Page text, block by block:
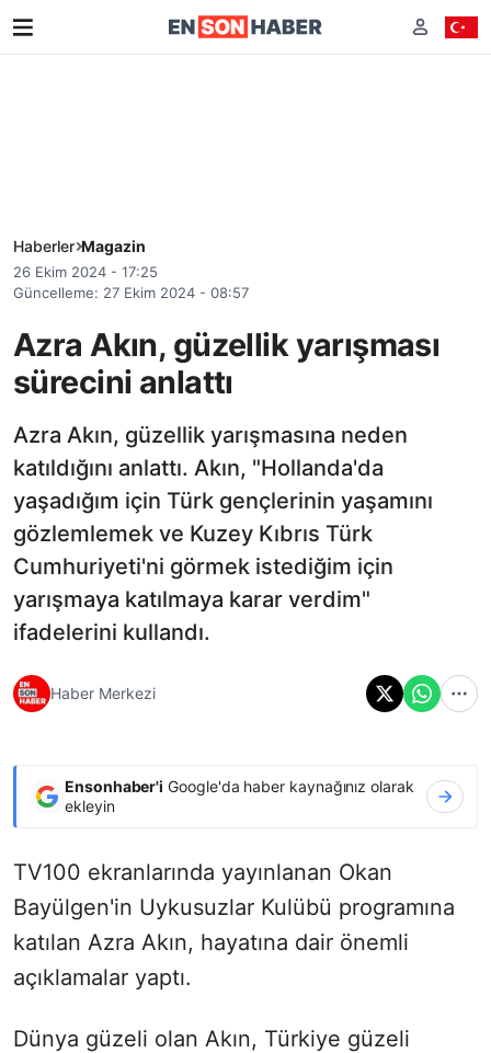
Haberler Magazin
26 Ekim 2024 - 17:25
Güncelleme: 27 Ekim 2024 - 08:57
Azra Akın, güzellik yarışması
sürecini anlattı
Azra Akın, güzellik yarışmasına neden
katıldığını anlattı. Akın, "Hollanda'da
yaşadığım için Türk gençlerinin yaşamını
gözlemlemek ve Kuzey Kıbrıs Türk
Cumhuriyeti'ni görmek istediğim için
yarışmaya katılmaya karar verdim"
ifadelerini kullandı.
Haber Merkezi
Ensonhaber'i Google'da haber kaynağınız olarak
ekleyin
TV100 ekranlarında yayınlanan Okan
Bayülgen'in Uykusuzlar Kulübü programına
katılan Azra Akın, hayatına dair önemli
açıklamalar yaptı.
Dünya güzeli olan Akın, Türkiye güzeli